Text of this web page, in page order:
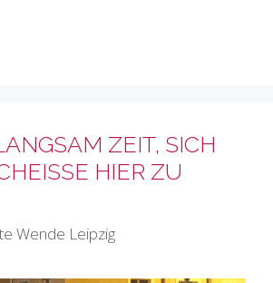
ZEIT, SICH
HIER ZU Ä
Wende Leipzig